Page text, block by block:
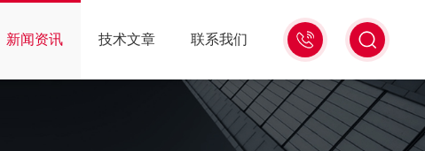
13311665350
新闻资讯 技术文章 联系我们